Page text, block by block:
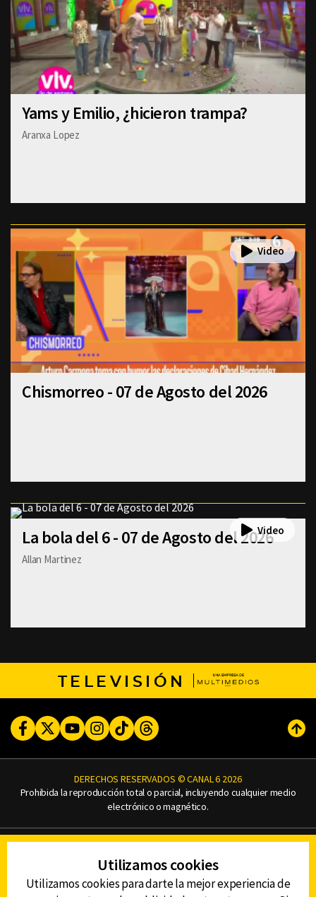
Yams y Emilio, ¿hicieron trampa?
Aranxa Lopez
Chismorreo - 07 de Agosto del 2026
La bola del 6 - 07 de Agosto del 2026
Allan Martinez
TELEVISIÓN
FacebookTwitterYoutubeInstagram
TikTokThreads
DERECHOS RESERVADOS © CANAL 6 2026
Prohibida la reproducción total o parcial, incluyendo cualquier medio
electrónico o magnético.
AVISO DE PRIVACIDAD
DEFENSORÍA DE LAS AUDIENCIAS
Utilizamos cookies
Utilizamos cookies para darte la mejor experiencia de